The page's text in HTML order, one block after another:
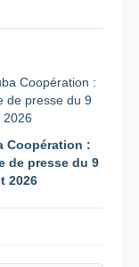
Coopération :
de presse du 9
2026